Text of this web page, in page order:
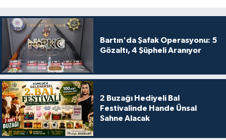
Bartın'da Şafak Operasyonu: 5
Gözaltı, 4 Şüpheli Aranıyor
2 Buzağı Hediyeli Bal
Festivalinde Hande Ünsal
Sahne Alacak